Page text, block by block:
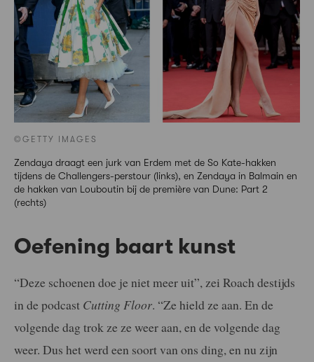
©GETTY IMAGES
Zendaya draagt een jurk van Erdem met de So Kate-hakken
tijdens de Challengers-perstour (links), en Zendaya in Balmain en
de hakken van Louboutin bij de première van Dune: Part 2
(rechts)
Oefening baart kunst
“Deze schoenen doe je niet meer uit”, zei Roach destijds
in de podcast Cutting Floor. “Ze hield ze aan. En de
volgende dag trok ze ze weer aan, en de volgende dag
weer. Dus het werd een soort van ons ding, en nu zijn